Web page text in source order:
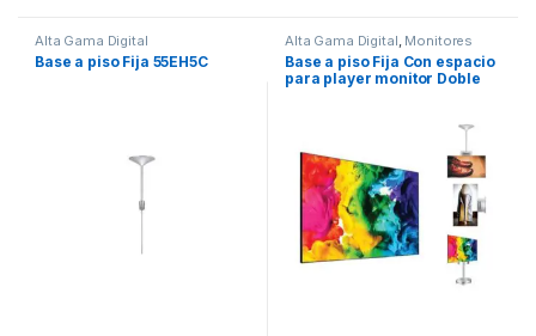
Alta Gama Digital
Base a piso Fija 55EH5C
Alta Gama Digital Monitores
Base a piso Fija Con espacio
para player monitor Doble